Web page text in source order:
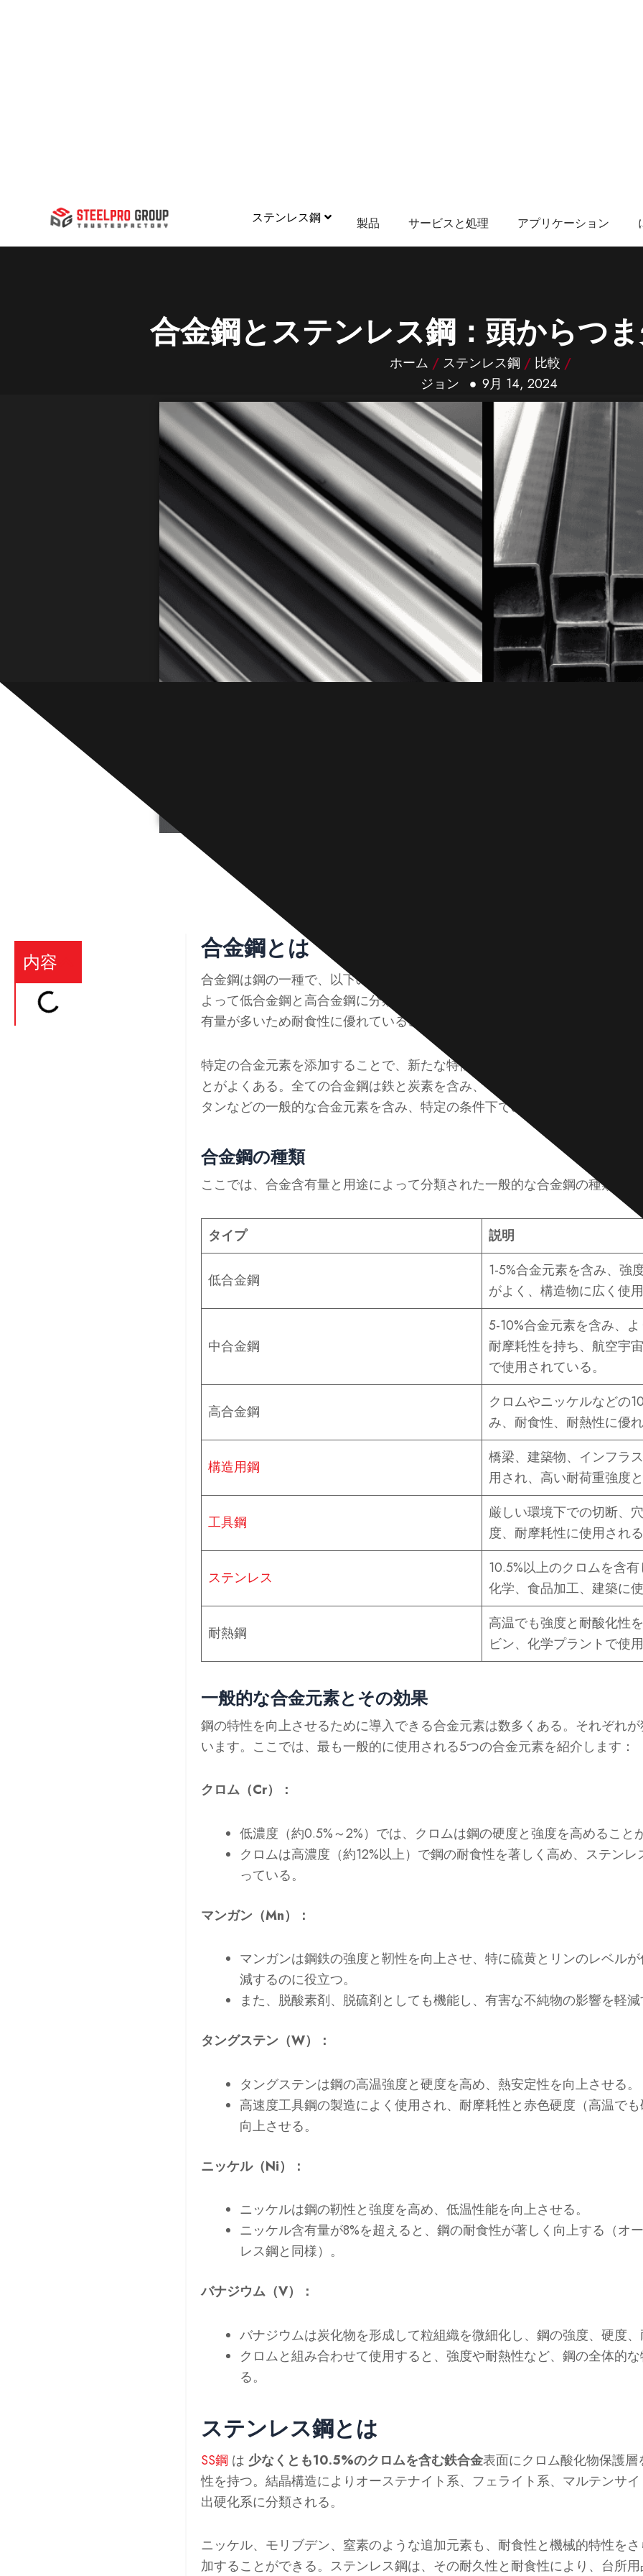
ステンレス鋼 製品 サービスと処理 アプリケーション
合金鋼とステンレス鋼：頭からつ
ホーム / ステンレス鋼 / 比較 /
ジョン
9月 14, 2024
内容 合金鋼とは
合金鋼は鋼の一種で、以下のものを含む。
よって低合金鋼と高合金鋼に分類される。例えばステンレス鋼は高合金鋼
有量が多いため耐食性に優れていることで知られている。
特定の合金元素を添加することで、新たな特性を導入したり、特定の特性
とがよくある。全ての合金鋼は鉄と炭素を含み、その他にクロム、モリブ
タンなどの一般的な合金元素を含み、特定の条件下での性能向上に役立っ
合金鋼の種類
ここでは、合金含有量と用途によって分類された一般的な合金鋼の種類を
タイプ 説明
低合金鋼
1-5%合金元素を含み、強
がよく、構造物に広く使
中合金鋼
5-10%合金元素を含み、
耐摩耗性を持ち、航空宇
で使用されている。
高合金鋼
クロムやニッケルなどの
み、耐食性、耐熱性に優
構造用鋼
橋梁、建築物、インフラ
用され、高い耐荷重強度
工具鋼
厳しい環境下での切断、
度、耐摩耗性に使用され
ステンレス
10.5%以上のクロムを含
化学、食品加工、建築に
耐熱鋼
高温でも強度と耐酸化性
ビン、化学プラントで使
一般的な合金元素とその効果
鋼の特性を向上させるために導入できる合金元素は数多くある。それぞれ
います。ここでは、最も一般的に使用される5つの合金元素を紹介します：
クロム（Cr）：
低濃度（約0.5%～2%）では、クロムは鋼の硬度と強度を高めること
クロムは高濃度（約12%以上）で鋼の耐食性を著しく高め、ステン
っている。
マンガン（Mn）：
マンガンは鋼鉄の強度と靭性を向上させ、特に硫黄とリンのレベル
減するのに役立つ。
また、脱酸素剤、脱硫剤としても機能し、有害な不純物の影響を軽
タングステン（W）：
タングステンは鋼の高温強度と硬度を高め、熱安定性を向上させる。
高速度工具鋼の製造によく使用され、耐摩耗性と赤色硬度（高温で
向上させる。
ニッケル（Ni）：
ニッケルは鋼の靭性と強度を高め、低温性能を向上させる。
ニッケル含有量が8%を超えると、鋼の耐食性が著しく向上する（オ
レス鋼と同様）。
バナジウム（V）：
バナジウムは炭化物を形成して粒組織を微細化し、鋼の強度、硬度
クロムと組み合わせて使用すると、強度や耐熱性など、鋼の全体的
る。
ステンレス鋼とは
SS鋼 は少なくとも10.5%のクロムを含む鉄合金表面にクロム酸化物保護
性を持つ。結晶構造によりオーステナイト系、フェライト系、マルテンサ
出硬化系に分類される。
ニッケル、モリブデン、窒素のような追加元素も、耐食性と機械的特性を
加することができる。ステンレス鋼は、その耐久性と耐食性により、台所